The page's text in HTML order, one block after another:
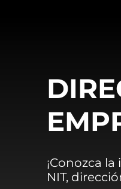
¡Conozca
NIT,